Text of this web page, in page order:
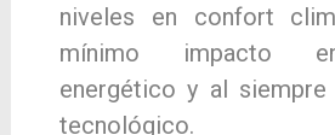
niveles en confort
mínimo impacto
energético y al
tecnológico.